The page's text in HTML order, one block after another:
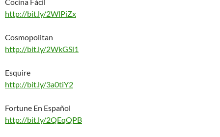
http://bit.ly/2WlPiZx
Cosmopolitan
http://bit.ly/2WkGSl1
Esquire
http://bit.ly/3a0tiY2
Fortune En Español
http://bit.ly/2QEqQPB